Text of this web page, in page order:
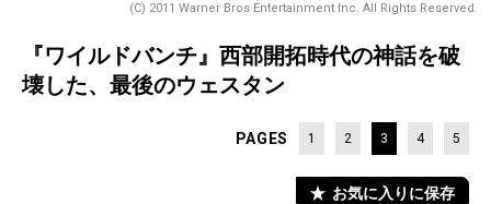
(C) 2011 Warner Bros Entertainment Inc. All Rights Reserved.
『ワイルドバンチ』西部開拓時代の神話を破
壊した、最後のウェスタン
PAGES 1 2 3 4 5
お気に入りに保存